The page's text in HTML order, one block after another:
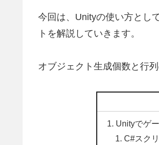
今回は、Unityの使い方とし
トを解説していきます。
オブジェクト生成個数と行
Unityでゲ
C#スク